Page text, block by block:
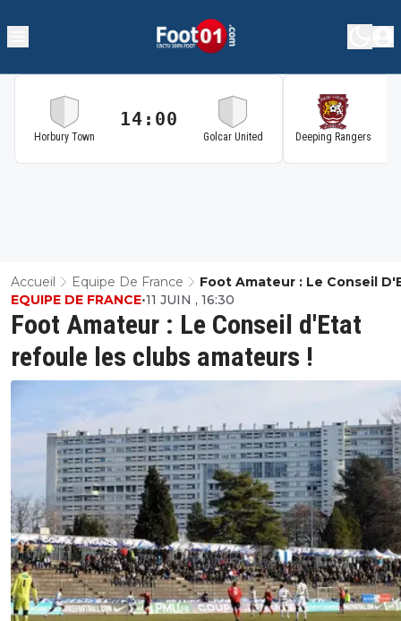
Horbury Town
14:00
Golcar United Deeping Rangers
Accueil Equipe De France
Foot Amateur : Le Conseil
Refoule Les Clubs Amateurs !
Foot Amateur : Le Conseil d'Etat
refoule les clubs amateurs !
EQUIPE DE FRANCE•11 JUIN , 16:30